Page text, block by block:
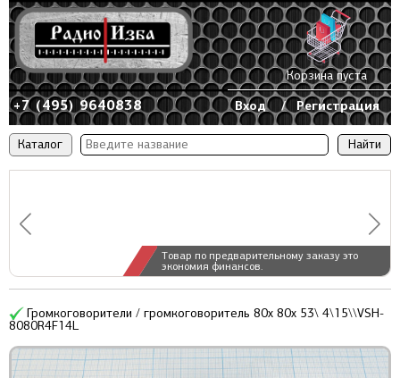
Каталог
Товар по предварительному заказу это
экономия финансов.
+7 (495) 9640838 Вход / Регистрация
Корзина пуста
Громкоговорители / громкоговоритель 80x 80x 53\ 4\15\\VSH-
8080R4F14L